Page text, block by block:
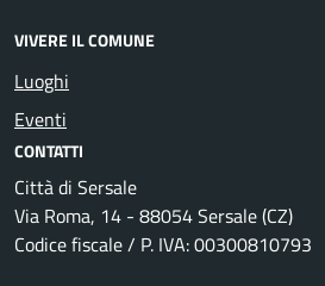
VIVERE IL COMUNE
Luoghi
Eventi
CONTATTI
Città di Sersale
Via Roma, 14 - 88054 Sersale (CZ)
Codice fiscale / P. IVA: 00300810793